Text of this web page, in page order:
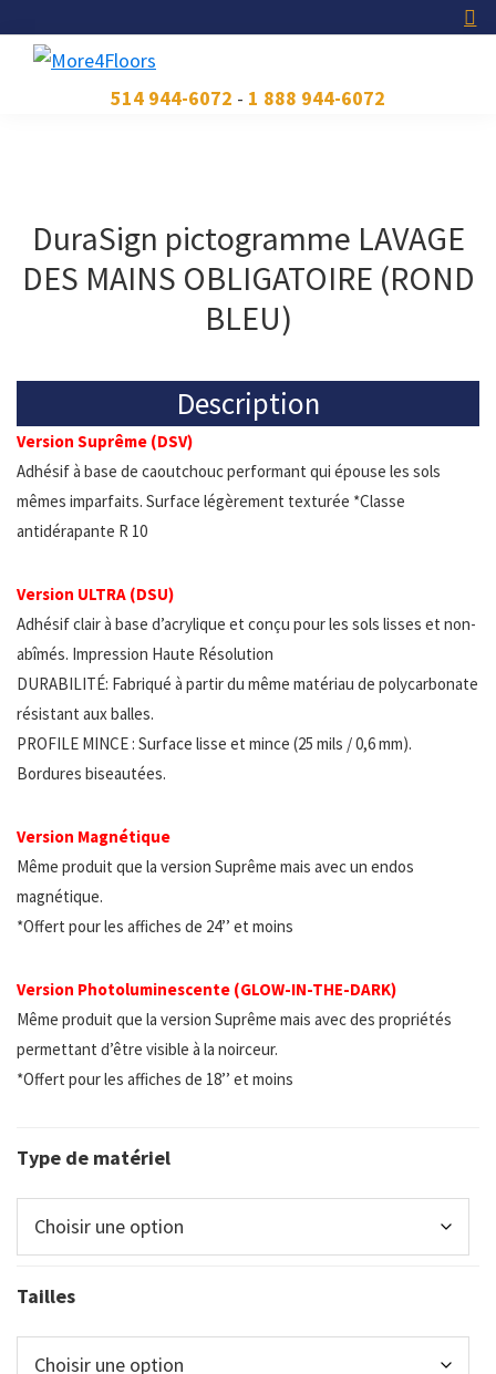
More4Floors514 944-6072 - 1 888 944-6072
DuraSign pictogramme LAVAGE
DES MAINS OBLIGATOIRE (ROND
BLEU)
Description
Version Suprême (DSV)
Adhésif à base de caoutchouc performant qui épouse les sols
mêmes imparfaits. Surface légèrement texturée *Classe
antidérapante R 10
Version ULTRA (DSU)
Adhésif clair à base d’acrylique et conçu pour les sols lisses et non-
abîmés. Impression Haute Résolution
DURABILITÉ: Fabriqué à partir du même matériau de polycarbonate
résistant aux balles.
PROFILE MINCE : Surface lisse et mince (25 mils / 0,6 mm).
Bordures biseautées.
Version Magnétique
Même produit que la version Suprême mais avec un endos
magnétique.
*Offert pour les affiches de 24’’ et moins
Version Photoluminescente (GLOW-IN-THE-DARK)
Même produit que la version Suprême mais avec des propriétés
permettant d’être visible à la noirceur.
*Offert pour les affiches de 18’’ et moins
Type de matériel
Tailles